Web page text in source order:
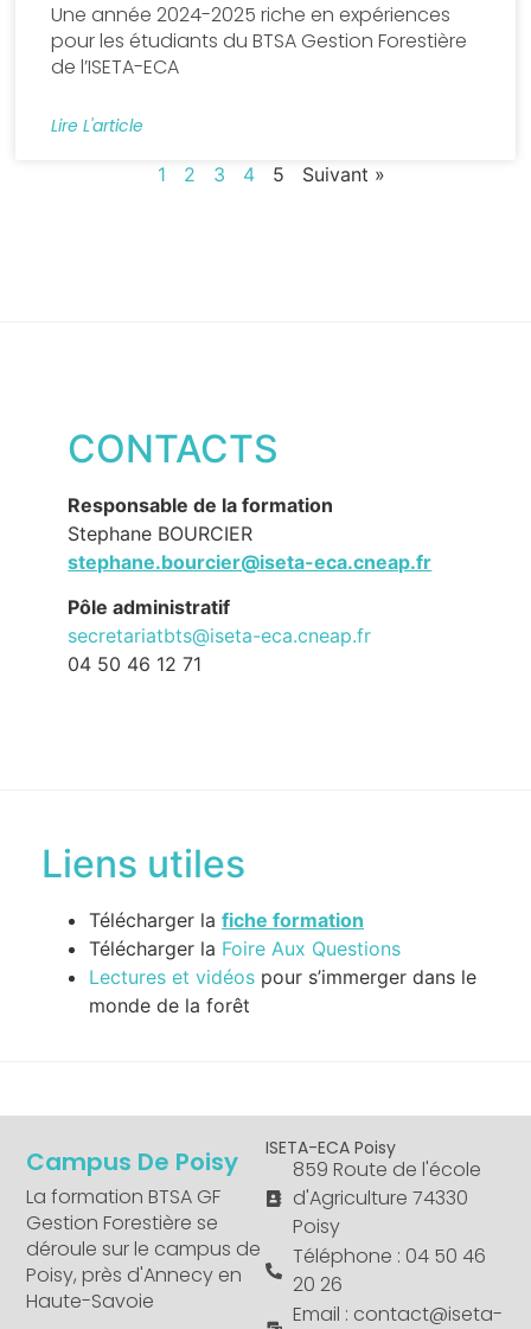
Une année 2024-2025 riche en expériences
pour les étudiants du BTSA Gestion Forestière
de l’ISETA-ECA
Lire L'article
1 2 3 4 5 Suivant »
CONTACTS
Responsable de la formation
Stephane BOURCIER
stephane.bourcier@iseta-eca.cneap.fr
Pôle administratif
secretariatbts@iseta-eca.cneap.fr
04 50 46 12 71
Liens utiles
Télécharger la fiche formation
Télécharger la Foire Aux Questions
Lectures et vidéos pour s’immerger dans le
monde de la forêt
Campus De Poisy
La formation BTSA GF
Gestion Forestière se
déroule sur le campus de
Poisy, près d'Annecy en
Haute-Savoie
ISETA-ECA Poisy
859 Route de l'école
d'Agriculture 74330
Poisy
Téléphone : 04 50 46
20 26
Email : contact@iseta-